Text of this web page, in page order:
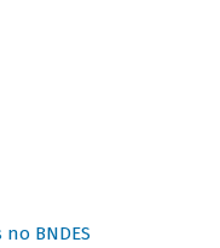
BNDES